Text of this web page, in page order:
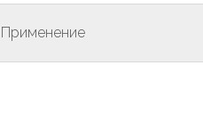
Применение